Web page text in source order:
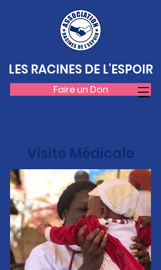
LES RACINES DE L'ESPOIR
Faire un Don
Visite Médicale